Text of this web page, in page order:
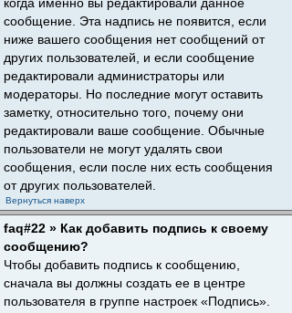
сообщение. Эта надпись не появится, если
ниже вашего сообщения нет сообщений от
других пользователей, и если сообщение
редактировали администраторы или
модераторы. Но последние могут оставить
заметку, относительно того, почему они
редактировали ваше сообщение. Обычные
пользователи не могут удалять свои
сообщения, если после них есть сообщения
от других пользователей.
Вернуться наверх
faq#22 » Как добавить подпись к своему
сообщению?
Чтобы добавить подпись к сообщению,
сначала вы должны создать ее в центре
пользователя в группе настроек «Подпись».